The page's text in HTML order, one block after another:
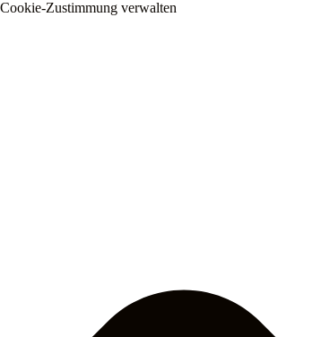
Cookie-Zustimmung verwalten